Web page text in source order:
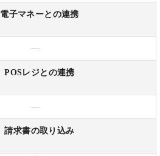
電子マネーとの連携
—
POSレジとの連携
—
請求書の取り込み